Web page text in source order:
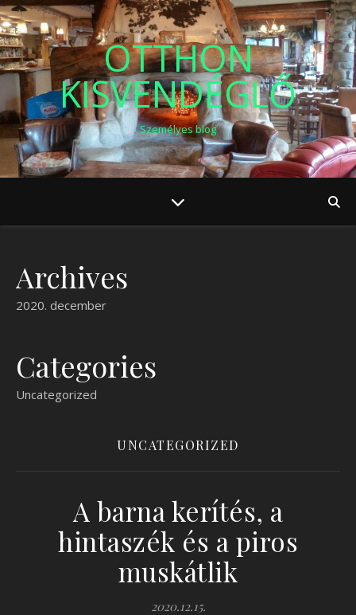
OTTHON
KISVENDÉGLŐ
Személyes blog
Archives
2020. december
Categories
Uncategorized
UNCATEGORIZED
A barna kerítés, a
hintaszék és a piros
muskátlik
2020.12.15.